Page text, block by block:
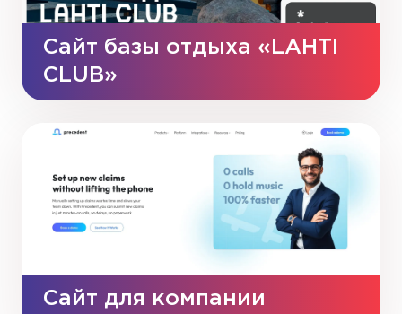
Сайт базы отдыха «LAHTI
CLUB»
Сайт для компании